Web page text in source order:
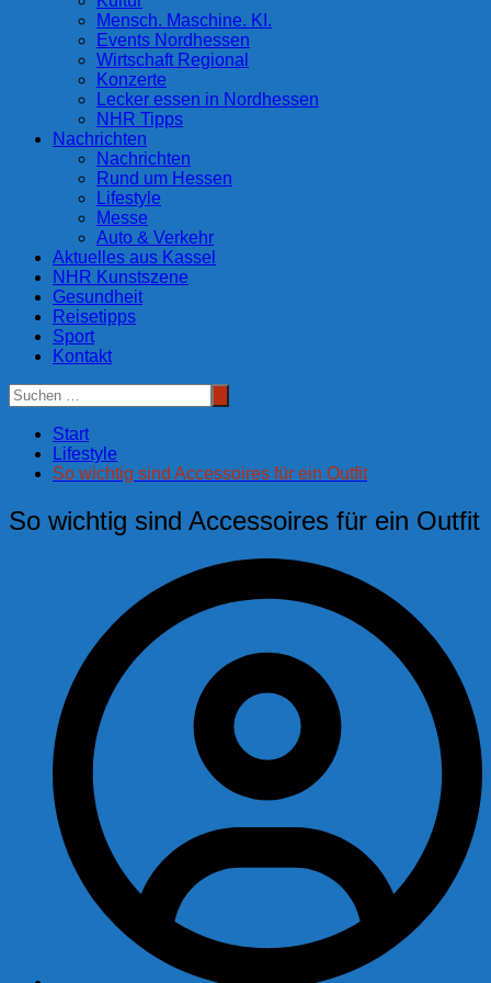
Mensch. Maschine. KI.
Events Nordhessen
Wirtschaft Regional
Konzerte
Lecker essen in Nordhessen
NHR Tipps
Nachrichten
Nachrichten
Rund um Hessen
Lifestyle
Messe
Auto & Verkehr
Aktuelles aus Kassel
NHR Kunstszene
Gesundheit
Reisetipps
Sport
Kontakt
Start
Lifestyle
So wichtig sind Accessoires für ein Outfit
So wichtig sind Accessoires für ein Outfit